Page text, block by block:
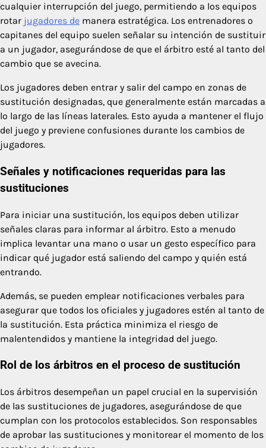
cualquier interrupción del juego, permitiendo a los equipos
rotar jugadores de manera estratégica. Los entrenadores o
capitanes del equipo suelen señalar su intención de sustituir
a un jugador, asegurándose de que el árbitro esté al tanto del
cambio que se avecina.
Los jugadores deben entrar y salir del campo en zonas de
sustitución designadas, que generalmente están marcadas a
lo largo de las líneas laterales. Esto ayuda a mantener el flujo
del juego y previene confusiones durante los cambios de
jugadores.
Señales y notificaciones requeridas para las
sustituciones
Para iniciar una sustitución, los equipos deben utilizar
señales claras para informar al árbitro. Esto a menudo
implica levantar una mano o usar un gesto específico para
indicar qué jugador está saliendo del campo y quién está
entrando.
Además, se pueden emplear notificaciones verbales para
asegurar que todos los oficiales y jugadores estén al tanto de
la sustitución. Esta práctica minimiza el riesgo de
malentendidos y mantiene la integridad del juego.
Rol de los árbitros en el proceso de sustitución
Los árbitros desempeñan un papel crucial en la supervisión
de las sustituciones de jugadores, asegurándose de que
cumplan con los protocolos establecidos. Son responsables
de aprobar las sustituciones y monitorear el momento de los